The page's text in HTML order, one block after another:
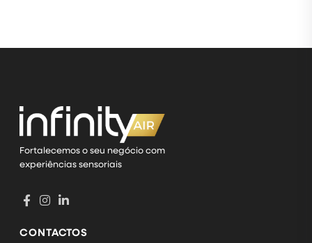
Fortalecemos o seu negócio com
experiências sensoriais
CONTACTOS